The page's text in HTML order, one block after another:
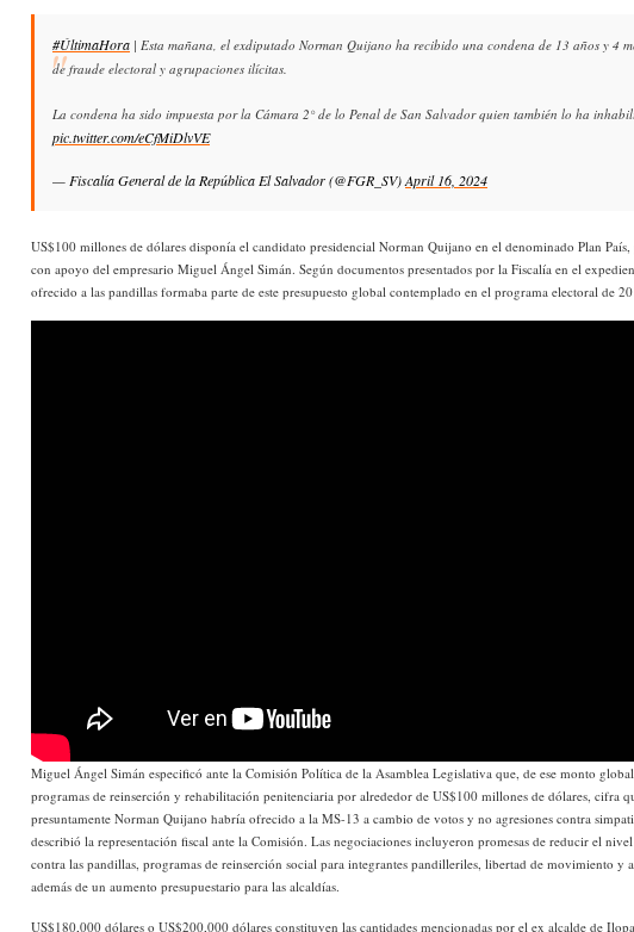
#ÚltimaHora | Esta mañana, el exdiputado Norman Quijano ha recibido una condena de 13 años y 4
de fraude electoral y agrupaciones ilícitas.
La condena ha sido impuesta por la Cámara 2° de lo Penal de San Salvador quien también lo ha
pic.twitter.com/eCfMiDlvVE
— Fiscalía General de la República El Salvador (@FGR_SV)April 16, 2024
US$100 millones de dólares disponía el candidato presidencial Norman Quijano en el denominado Plan
con apoyo del empresario Miguel Ángel Simán. Según documentos presentados por la Fiscalía en el
ofrecido a las pandillas formaba parte de este presupuesto global contemplado en el programa electoral de
Miguel Ángel Simán especificó ante la Comisión Política de la Asamblea Legislativa que, de ese monto
programas de reinserción y rehabilitación penitenciaria por alrededor de US$100 millones de dólares, cifra
presuntamente Norman Quijano habría ofrecido a la MS-13 a cambio de votos y no agresiones contra
describió la representación fiscal ante la Comisión. Las negociaciones incluyeron promesas de reducir el
contra las pandillas, programas de reinserción social para integrantes pandilleriles, libertad de movimiento y
además de un aumento presupuestario para las alcaldías.
US$180,000 dólares o US$200,000 dólares constituyen las cantidades mencionadas por el ex alcalde de